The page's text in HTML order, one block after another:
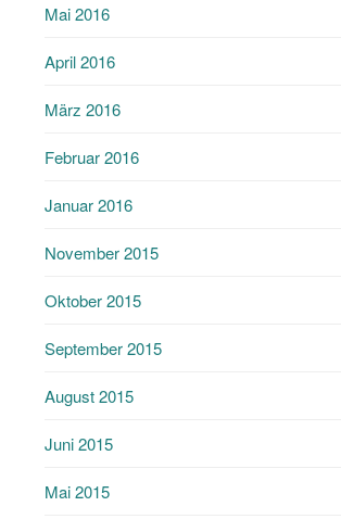
Mai 2016
April 2016
März 2016
Februar 2016
Januar 2016
November 2015
Oktober 2015
September 2015
August 2015
Juni 2015
Mai 2015